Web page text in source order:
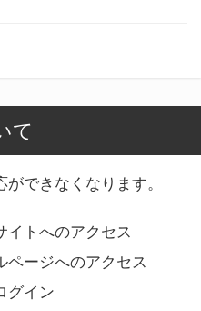
て
できなくなります。
イトへのアクセス
ページへのアクセス
グイン